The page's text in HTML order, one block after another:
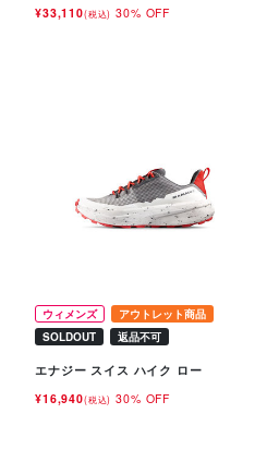
¥33,110(税込) 30% OFF
ウィメンズ
アウトレット商品
SOLDOUT
返品不可
エナジー スイス ハイク ロー
¥16,940(税込) 30% OFF